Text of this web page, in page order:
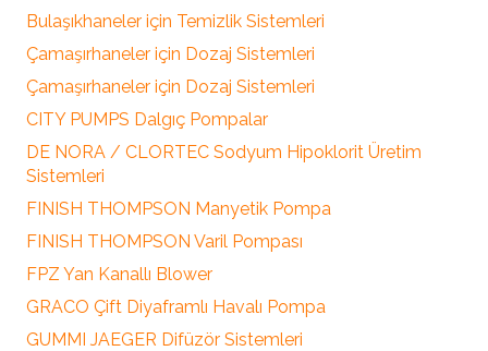
Bulaşıkhaneler için Temizlik Sistemleri
Çamaşırhaneler için Dozaj Sistemleri
Çamaşırhaneler için Dozaj Sistemleri
CITY PUMPS Dalgıç Pompalar
DE NORA / CLORTEC Sodyum Hipoklorit Üretim
Sistemleri
FINISH THOMPSON Manyetik Pompa
FINISH THOMPSON Varil Pompası
FPZ Yan Kanallı Blower
GRACO Çift Diyaframlı Havalı Pompa
GUMMI JAEGER Difüzör Sistemleri